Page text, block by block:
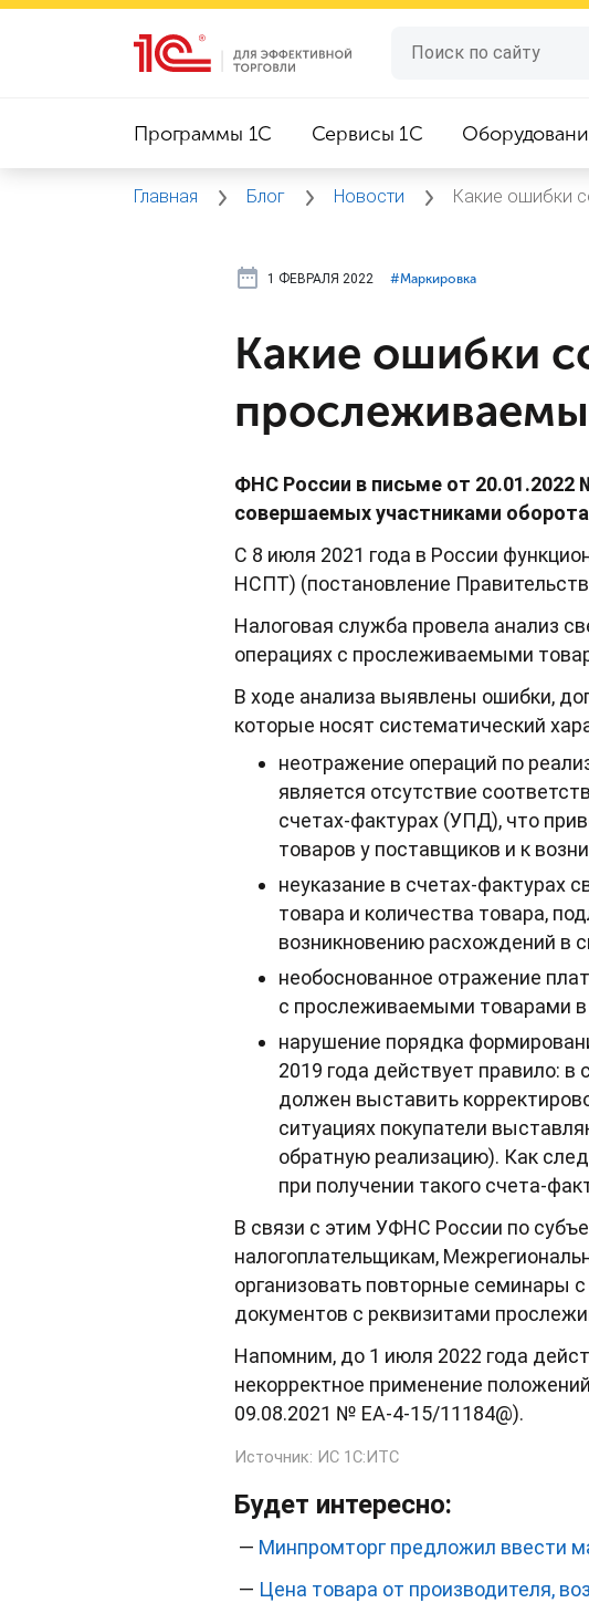
Программы 1C Сервисы 1C
Главная Блог Новости Какие ошибки
1 ФЕВРАЛЯ 2022 #⁣Маркировка
Какие ошибки
ФНС России в письме от 20.01.2022
совершаемых участниками
С 8 июля 2021 года в России
НСПТ) (постановление
Налоговая служба провела анализ
операциях с прослеживаемыми
В ходе анализа выявлены ошибки,
которые носят систематический
неотражение операций по
является отсутствие
счетах-фактурах (УПД), что
товаров у поставщиков и к
неуказание в счетах-фактурах
товара и количества товара,
возникновению расхождений в
необоснованное отражение
с прослеживаемыми товарами
нарушение порядка
2019 года действует правило: в
должен выставить
ситуациях покупатели
обратную реализацию). Как
при получении такого счета-
В связи с этим УФНС России по
налогоплательщикам,
организовать повторные семинары
документов с реквизитами
Напомним, до 1 июля 2022 года
некорректное применение
09.08.2021 № ЕА-4-15/11184@).
Источник: ИС 1С:ИТС
Будет интересно:
— Минпромторг предложил ввести
— Цена товара от производителя,